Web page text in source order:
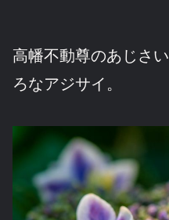
高幡不動尊のあじさ
ろなアジサイ。